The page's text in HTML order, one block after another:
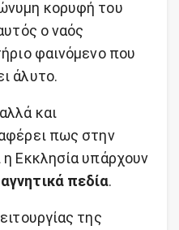
κορυφή του
ο ναός
φαινόμενο που
άλυτο.
και
πως στην
η Εκκλησία υπάρχουν
πεδία.
της